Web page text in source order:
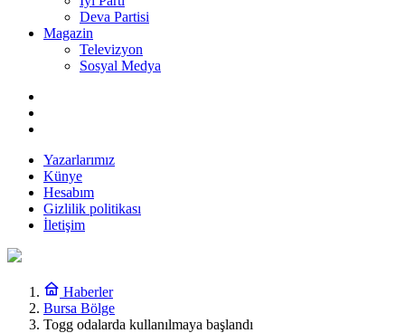
Deva Partisi
Magazin
Televizyon
Sosyal Medya
Yazarlarımız
Künye
Hesabım
Gizlilik politikası
İletişim
Haberler
Bursa Bölge
Togg odalarda kullanılmaya başlandı